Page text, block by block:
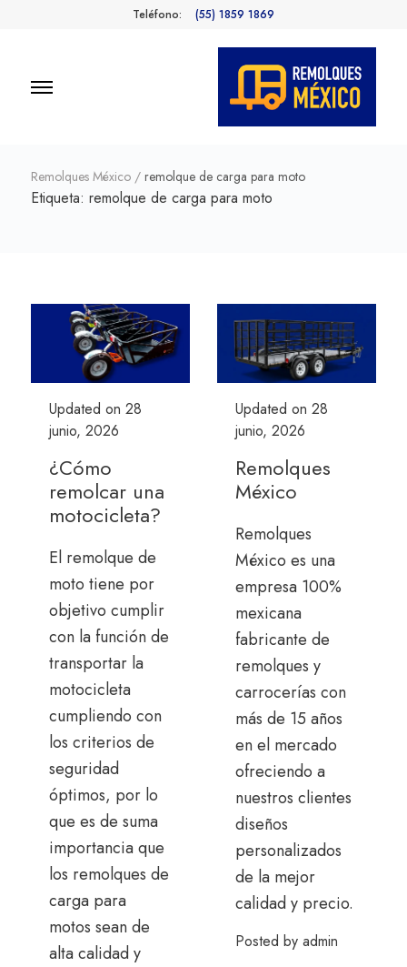
Teléfono: (55) 1859 1869
México
Remolques México / remolque de carga para moto
Etiqueta: remolque de carga para moto
Updated on 28
junio, 2026
¿Cómo
remolcar una
motocicleta?
El remolque de
moto tiene por
objetivo cumplir
con la función de
transportar la
motocicleta
cumpliendo con
los criterios de
seguridad
óptimos, por lo
que es de suma
importancia que
los remolques de
carga para
motos sean de
alta calidad y
Updated on 28
junio, 2026
Remolques
México
Remolques
México es una
empresa 100%
mexicana
fabricante de
remolques y
carrocerías con
más de 15 años
en el mercado
ofreciendo a
nuestros clientes
diseños
personalizados
de la mejor
calidad y precio.
Posted by admin